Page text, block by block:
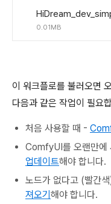
0.01MB
이 워크플로를 불러오면
다음과 같은 작업이 필요
처음 사용할 때 -
ComfyUI를 오랜만에
업데이트해야 합니다.
노드가 없다고 (빨간
져오기해야 합니다.